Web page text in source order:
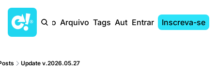
Início Arquivo Tags AutoresEntrar Inscreva-se
Update v.2026.05.27